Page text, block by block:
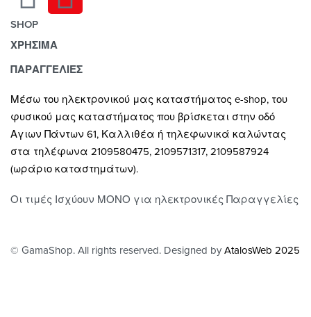
SHOP
Χαλιά
Κουρτίνες
Ρόλλερ Σκίασης
Γκαζόν
Δάπεδα
Τοίχος
ΧΡΗΣΙΜΑ
Τρόποι Πληρωμής
Επιστροφές
Οροι και Προϋποθέσεις Χρήσης
Προστασία Απορρήτου
ΠΑΡΑΓΓΕΛΙΕΣ
Μέσω του ηλεκτρονικού μας καταστήματος e-shop, του
φυσικού μας καταστήματος που βρίσκεται στην οδό
Αγιων Πάντων 61, Καλλιθέα ή τηλεφωνικά καλώντας
στα τηλέφωνα 2109580475, 2109571317, 2109587924
(ωράριο καταστημάτων).
Οι τιμές Ισχύουν ΜΟΝΟ για ηλεκτρονικές Παραγγελίες
© GamaShop. All rights reserved. Designed by AtalosWeb 2025